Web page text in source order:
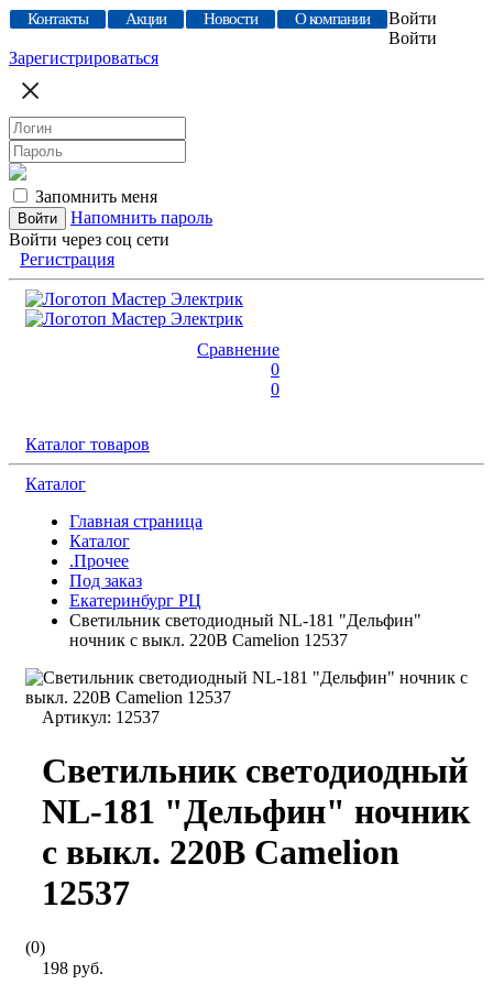
Контакты Акции Новости О компании
Войти
Войти
Зарегистрироваться
Запомнить меня
Напомнить пароль
Войти через соц сети
Регистрация
Сравнение
0
0
Каталог товаров
Каталог
Главная страница
Каталог
.Прочее
Под заказ
Екатеринбург РЦ
Светильник светодиодный NL-181 "Дельфин"
ночник с выкл. 220В Camelion 12537
Артикул: 12537
Светильник светодиодный
NL-181 "Дельфин" ночник
с выкл. 220В Camelion
12537
(0)
198 руб.